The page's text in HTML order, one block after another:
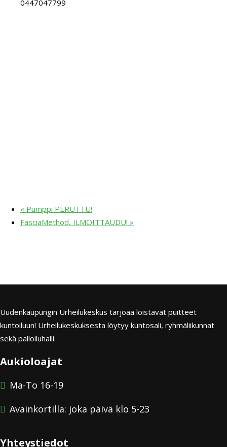
0447047799
« Pumppi PERUTTU!
FasciaMethod, ILMOITTAUDU! »
Uudenkaupungin Urheilukeskus tarjoaa loistavat puitteet
kuntoiluun! Urheilukeskuksesta löytyy kuntosali, ryhmäliikunnat
sekä palloiluhalli.
Aukioloajat
Ma-To 16-19
Avainkortilla: joka päivä klo 5-23
Yhteystiedot